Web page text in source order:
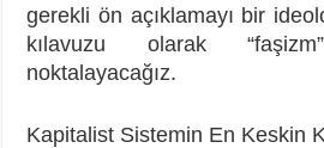
gerekli ön açıklamayı bir
kılavuzu olarak
noktalayacağız.
Kapitalist Sistemin En Keskin